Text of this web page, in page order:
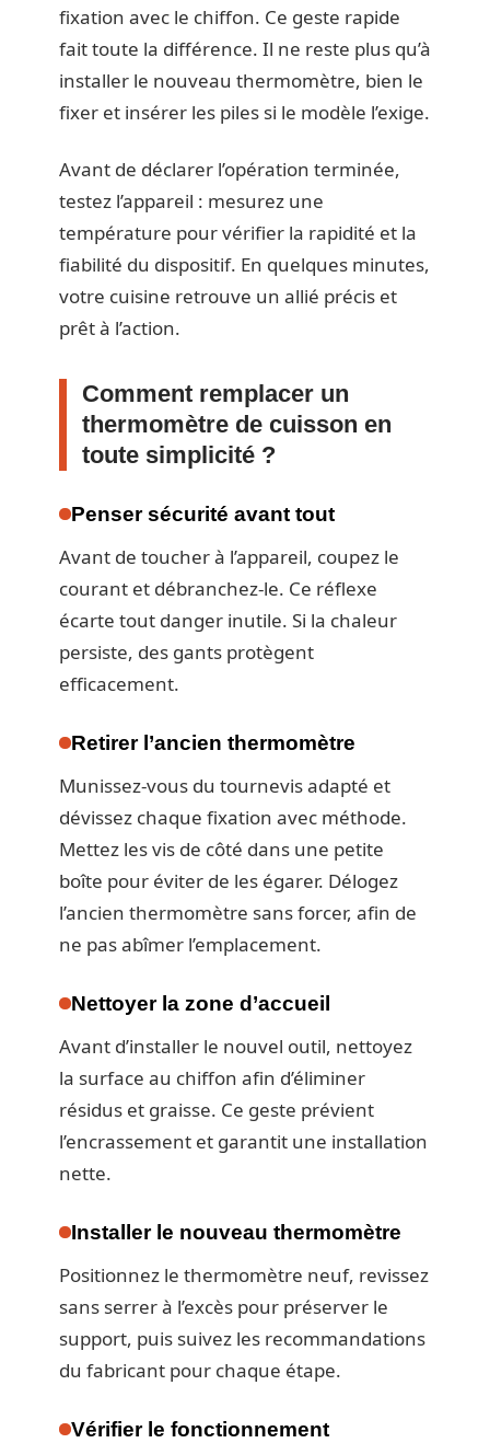
fixation avec le chiffon. Ce geste rapide
fait toute la différence. Il ne reste plus qu’à
installer le nouveau thermomètre, bien le
fixer et insérer les piles si le modèle l’exige.
Avant de déclarer l’opération terminée,
testez l’appareil : mesurez une
température pour vérifier la rapidité et la
fiabilité du dispositif. En quelques minutes,
votre cuisine retrouve un allié précis et
prêt à l’action.
Comment remplacer un
thermomètre de cuisson en
toute simplicité ?
Penser sécurité avant tout
Avant de toucher à l’appareil, coupez le
courant et débranchez-le. Ce réflexe
écarte tout danger inutile. Si la chaleur
persiste, des gants protègent
efficacement.
Retirer l’ancien thermomètre
Munissez-vous du tournevis adapté et
dévissez chaque fixation avec méthode.
Mettez les vis de côté dans une petite
boîte pour éviter de les égarer. Délogez
l’ancien thermomètre sans forcer, afin de
ne pas abîmer l’emplacement.
Nettoyer la zone d’accueil
Avant d’installer le nouvel outil, nettoyez
la surface au chiffon afin d’éliminer
résidus et graisse. Ce geste prévient
l’encrassement et garantit une installation
nette.
Installer le nouveau thermomètre
Positionnez le thermomètre neuf, revissez
sans serrer à l’excès pour préserver le
support, puis suivez les recommandations
du fabricant pour chaque étape.
Vérifier le fonctionnement